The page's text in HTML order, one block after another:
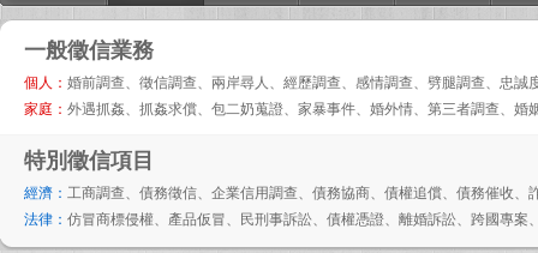
一般徵信業務
個人： 婚前調查、徵信調查、兩岸尋人、經歷調查、感情調查、劈腿調查、忠誠
家庭： 外遇抓姦、抓姦求償、包二奶蒐證、家暴事件、婚外情、第三者調查、
特別徵信項目
經濟： 工商調查、債務徵信、企業信用調查、債務協商、債權追償、債務催收、
法律： 仿冒商標侵權、產品仮冒、民刑事訴訟、債權憑證、離婚訴訟、跨國專案